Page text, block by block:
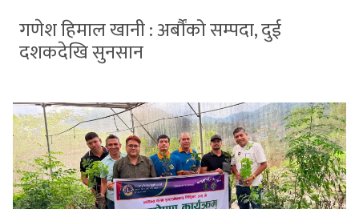
गणेश हिमाल खानी : अर्बौंको सम्पदा, दुई
दशकदेखि सुनसान